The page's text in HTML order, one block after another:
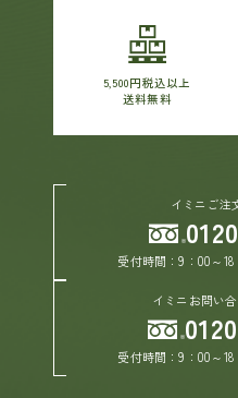
5,500円税込以上
送料無料
イミニご注
受付時間：9：00～18
イミニお問い
受付時間：9：00～18